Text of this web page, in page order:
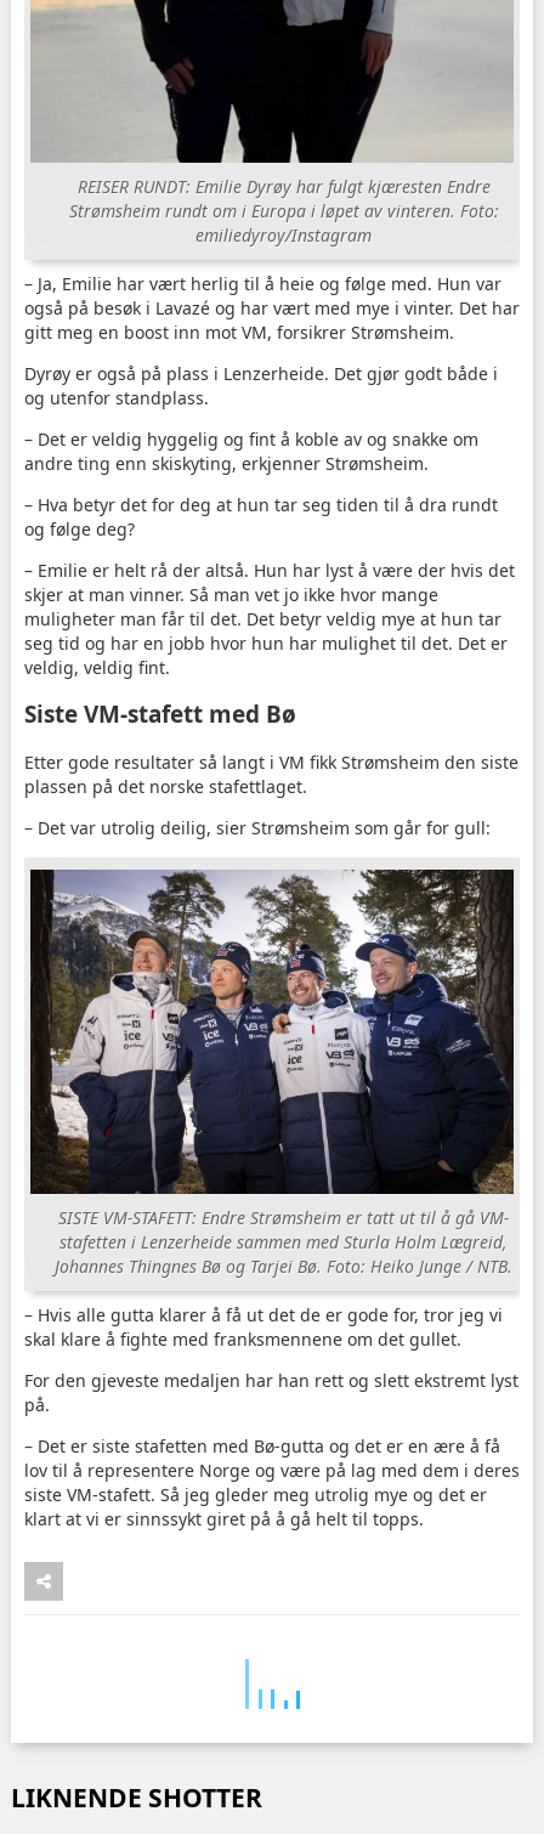
REISER RUNDT: Emilie Dyrøy har fulgt kjæresten Endre
Strømsheim rundt om i Europa i løpet av vinteren. Foto:
emiliedyroy/Instagram
– Ja, Emilie har vært herlig til å heie og følge med. Hun var
også på besøk i Lavazé og har vært med mye i vinter. Det har
gitt meg en boost inn mot VM, forsikrer Strømsheim.
Dyrøy er også på plass i Lenzerheide. Det gjør godt både i
og utenfor standplass.
– Det er veldig hyggelig og fint å koble av og snakke om
andre ting enn skiskyting, erkjenner Strømsheim.
– Hva betyr det for deg at hun tar seg tiden til å dra rundt
og følge deg?
– Emilie er helt rå der altså. Hun har lyst å være der hvis det
skjer at man vinner. Så man vet jo ikke hvor mange
muligheter man får til det. Det betyr veldig mye at hun tar
seg tid og har en jobb hvor hun har mulighet til det. Det er
veldig, veldig fint.
Siste VM-stafett med Bø
Etter gode resultater så langt i VM fikk Strømsheim den siste
plassen på det norske stafettlaget.
– Det var utrolig deilig, sier Strømsheim som går for gull:
SISTE VM-STAFETT: Endre Strømsheim er tatt ut til å gå VM-
stafetten i Lenzerheide sammen med Sturla Holm Lægreid,
Johannes Thingnes Bø og Tarjei Bø. Foto: Heiko Junge / NTB.
– Hvis alle gutta klarer å få ut det de er gode for, tror jeg vi
skal klare å fighte med franksmennene om det gullet.
For den gjeveste medaljen har han rett og slett ekstremt lyst
på.
– Det er siste stafetten med Bø-gutta og det er en ære å få
lov til å representere Norge og være på lag med dem i deres
siste VM-stafett. Så jeg gleder meg utrolig mye og det er
klart at vi er sinnssykt giret på å gå helt til topps.
LIKNENDE SHOTTER